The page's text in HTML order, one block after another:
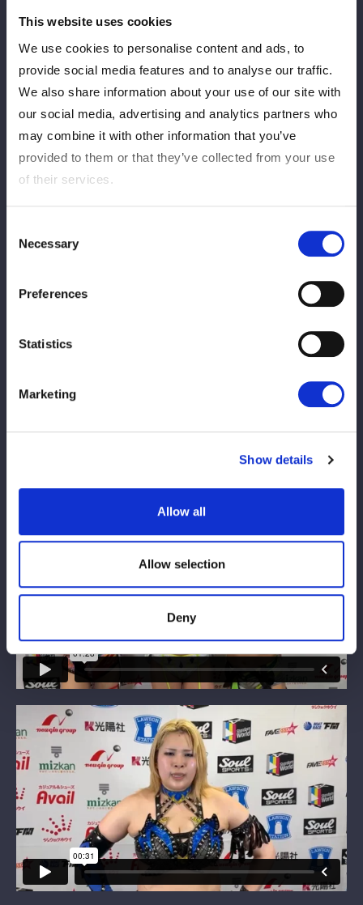
This website uses cookies
We use cookies to personalise content and ads, to
provide social media features and to analyse our traffic.
We also share information about your use of our site with
our social media, advertising and analytics partners who
may combine it with other information that you’ve
provided to them or that they’ve collected from your use
of their services.
Selection
Necessary
Preferences
Statistics
Marketing
Show details
Allow all
Allow selection
Deny